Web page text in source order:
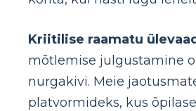
Kriitilise raamatu
mõtlemise julgustamine
nurgakivi. Meie
platvormideks, kus